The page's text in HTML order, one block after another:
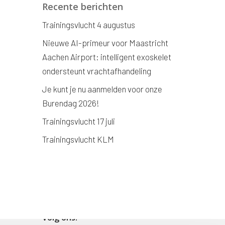
Recente berichten
Trainingsvlucht 4 augustus
Nieuwe AI-primeur voor Maastricht
Aachen Airport: intelligent exoskelet
ondersteunt vrachtafhandeling
Je kunt je nu aanmelden voor onze
Burendag 2026!
Trainingsvlucht 17 juli
Trainingsvlucht KLM
Volg ons!